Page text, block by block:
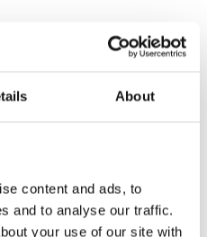
About
content and ads, to
and to analyse our traffic.
your use of our site with
della forza, deformazione
con ilDelTec Equipment
(3A).